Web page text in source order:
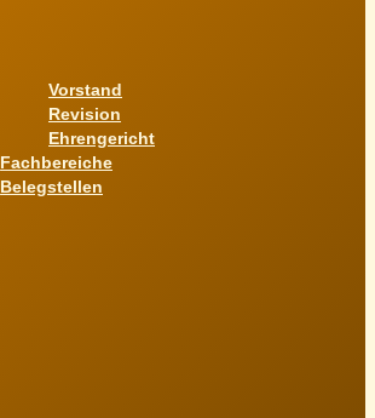
Vorstand
Revision
Ehrengericht
Fachbereiche
Belegstellen